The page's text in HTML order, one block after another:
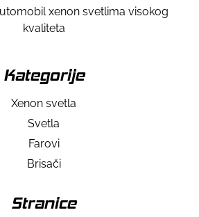
xenon svetlima visokog
kvaliteta
Kategorije
Xenon svetla
Svetla
Farovi
Brisači
Stranice